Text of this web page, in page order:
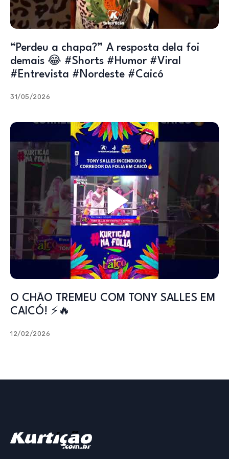
“Perdeu a chapa?” A resposta dela foi
demais 😂 #Shorts #Humor #Viral
#Entrevista #Nordeste #Caicó
31/05/2026
O CHÃO TREMEU COM TONY SALLES EM
CAICÓ! ⚡️🔥
12/02/2026